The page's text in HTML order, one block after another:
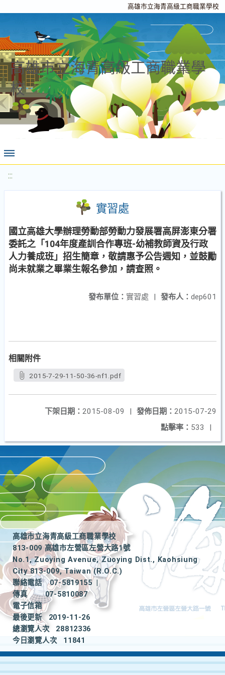
高雄市立海青高級工商職業學校
高雄市立海青高級工商職業學
校
:::
實習處
國立高雄大學辦理勞動部勞動力發展署高屏澎東分署
委託之「104年度產訓合作專班-幼補教師資及行政
人力養成班」招生簡章，敬請惠予公告週知，並鼓勵
尚未就業之畢業生報名參加，請查照。
發布人： dep601
發布單位： 實習處 |
相關附件
2015-7-29-11-50-36-nf1.pdf
發佈日期： 2015-07-29
下架日期： 2015-08-09
|
點擊率： 533 |
高雄市立海青高級工商職業學校
813-009 高雄市左營區左營大路1號
No.1, Zuoying Avenue, Zuoying Dist., Kaohsiung
City 813-009, Taiwan (R.O.C.)
聯絡電話
07-5819155
|
傳真
07-5810087
電子信箱
最後更新
2019-11-26
總瀏覽人次
28812336
今日瀏覽人次
11841